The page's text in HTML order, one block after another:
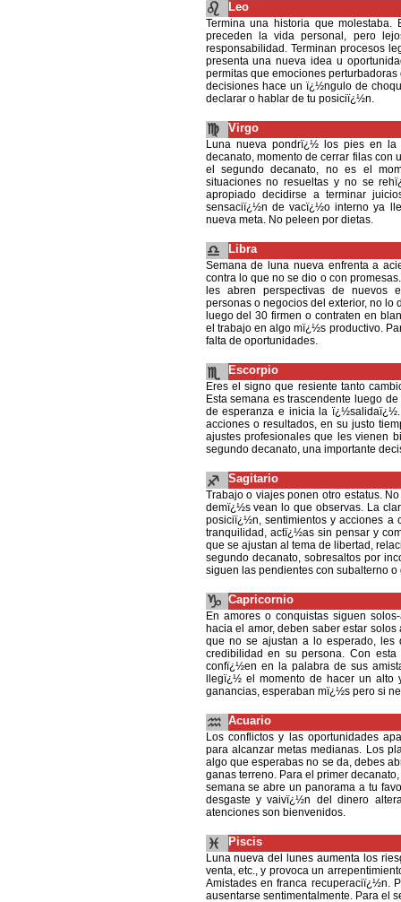
Leo
Termina una historia que
preceden la vida personal, pero
responsabilidad. Terminan procesos
presenta una nueva idea u
permitas que emociones
decisiones hace un ï¿½ngulo de
declarar o hablar de tu posiciï¿½n.
Virgo
Luna nueva pondrï¿½ los pies en la
decanato, momento de cerrar filas con
el segundo decanato, no es el
situaciones no resueltas y no se
apropiado decidirse a terminar
sensaciï¿½n de vacï¿½o interno ya
nueva meta. No peleen por dietas.
Libra
Semana de luna nueva enfrenta a
contra lo que no se dio o con
les abren perspectivas de nuevos
personas o negocios del exterior, no lo
luego del 30 firmen o contraten en
el trabajo en algo mï¿½s productivo.
falta de oportunidades.
Escorpio
Eres el signo que resiente tanto
Esta semana es trascendente luego
de esperanza e inicia la
acciones o resultados, en su justo
ajustes profesionales que les vienen
segundo decanato, una importante
Sagitario
Trabajo o viajes ponen otro estatus.
demï¿½s vean lo que observas. La
posiciï¿½n, sentimientos y acciones a
tranquilidad, actï¿½as sin pensar y
que se ajustan al tema de libertad,
segundo decanato, sobresaltos por
siguen las pendientes con subalterno o
Capricornio
En amores o conquistas siguen
hacia el amor, deben saber estar
que no se ajustan a lo esperado,
credibilidad en su persona. Con
confï¿½en en la palabra de sus
llegï¿½ el momento de hacer un alto
ganancias, esperaban mï¿½s pero si
Acuario
Los conflictos y las oportunidades
para alcanzar metas medianas. Los
algo que esperabas no se da, debes
ganas terreno. Para el primer
semana se abre un panorama a tu
desgaste y vaivï¿½n del dinero
atenciones son bienvenidos.
Piscis
Luna nueva del lunes aumenta los
venta, etc., y provoca un
Amistades en franca recuperaciï¿½n.
ausentarse sentimentalmente. Para el